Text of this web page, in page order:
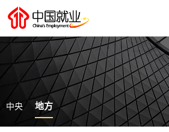
中央 地方